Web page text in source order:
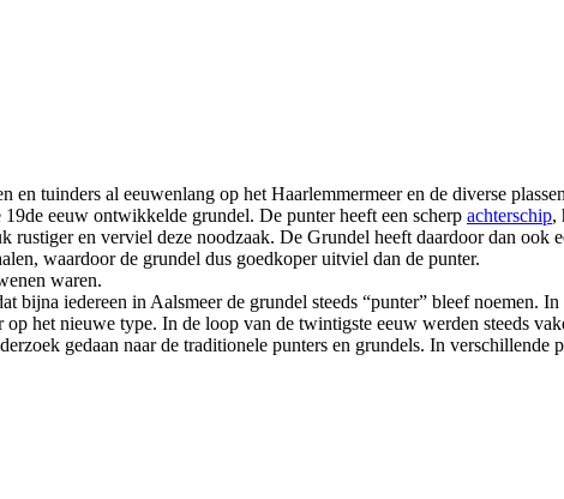
en tuinders al eeuwenlang op het Haarlemmermeer en de diverse
eeuw ontwikkelde grundel. De punter heeft een scherp achterschip,
en verviel deze noodzaak. De Grundel heeft daardoor dan ook
waardoor de grundel dus goedkoper uitviel dan de punter.
waren.
bijna iedereen in Aalsmeer de grundel steeds “punter” bleef noemen.
op het nieuwe type. In de loop van de twintigste eeuw werden steeds
gedaan naar de traditionele punters en grundels. In verschillende